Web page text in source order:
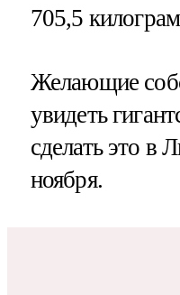
705,5
Желающие
увидеть
сделать это в
ноября.